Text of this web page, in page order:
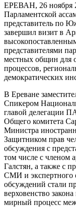
ЕРЕВАН, 26 ноября
Парламентской
представитель по
завершил визит в
представителями
местных общин для
процессов,
демократических
В Ереване
Спикером
главой делегации
Общего комитета
Министра
Защитником прав
обсуждения с
том числе с
Галстян, а также с
СМИ и экспертного
обсуждений стали
верховенство
мирный процесс